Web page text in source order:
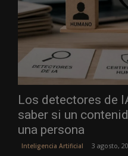
Los detectores de
saber si un
una persona
Inteligencia Artificial 3 agosto,